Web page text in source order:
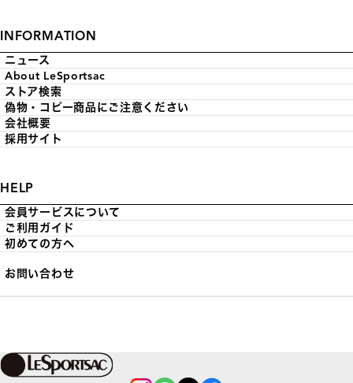
INFORMATION
ニュース
About LeSportsac
ストア検索
偽物・コピー商品にご注意ください
会社概要
採用サイト
HELP
会員サービスについて
ご利用ガイド
初めての方へ
お問い合わせ